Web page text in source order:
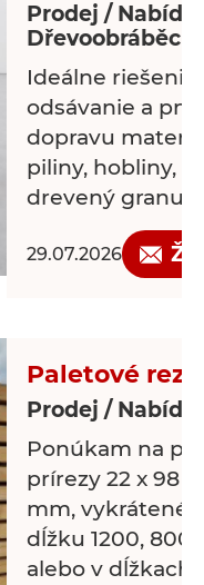
Prodej /
Dřevoobráběcí
Ideálne
odsávanie a
dopravu
piliny, hobliny,
drevený
29.07.2026
Paletové
Prodej /
Ponúkam na
prírezy 22 x 98 /
mm, vykrátené
dĺžku 1200, 800,
alebo v dĺžkach